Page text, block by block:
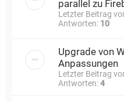
parallel zu
Letzter Beitrag
Antworten: 10
Upgrade von
Anpassungen
Letzter Beitrag
Antworten:4